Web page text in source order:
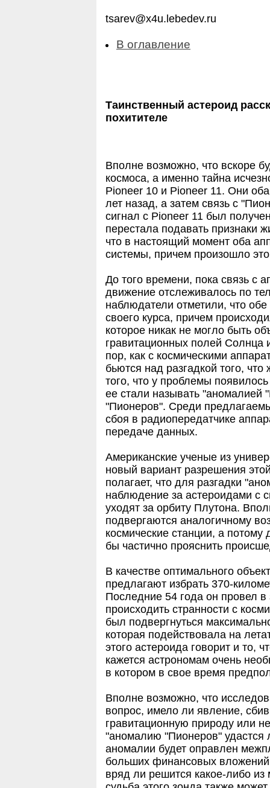
tsarev@x4u.lebedev.ru
В оглавление
Таинственный астероид
похитителе
Вполне возможно, что вскоре
космоса, а именно тайна
Pioneer 10 и Pioneer 11. Они
лет назад, а затем связь с
сигнал с Pioneer 11 был
перестала подавать признаки
что в настоящий момент оба
системы, причем произошло
До того времени, пока связь с
движение отслеживалось по
наблюдатели отметили, что
своего курса, причем
которое никак не могло быть
гравитационных полей Солнца
пор, как с космическими
бьются над разгадкой того,
того, что у проблемы
ее стали называть
"Пионеров". Среди
сбоя в радиопередатчике
передаче данных.
Американские ученые из
новый вариант разрешения
полагает, что для разгадки
наблюдение за астероидами с
уходят за орбиту Плутона.
подвергаются аналогичному
космические станции, а потому
бы частично прояснить
В качестве оптимального
предлагают избрать 370-
Последние 54 года он провел
происходить странности с
был подвергнуться
которая подействовала на
этого астероида говорит и то,
кажется астрономам очень
в котором в свое время
Вполне возможно, что
вопрос, имело ли явление,
гравитационную природу или
"аномалию "Пионеров" удастся
аномалии будет оправлен
больших финансовых
вряд ли решится какое-либо из